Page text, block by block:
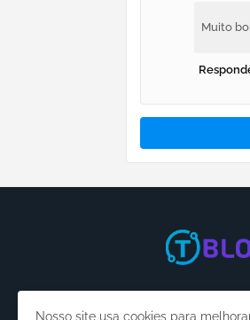
Muito
Nosso site usa cookies para